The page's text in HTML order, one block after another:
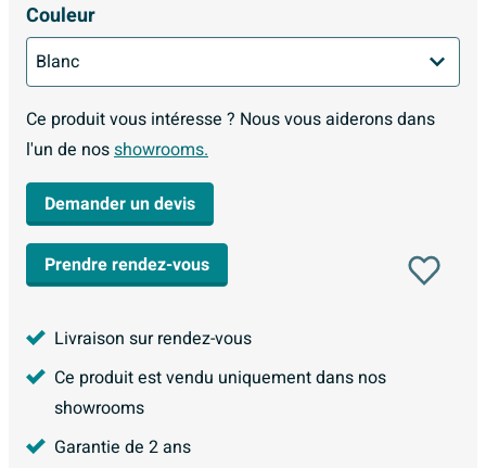
Couleur
Ce produit vous intéresse ? Nous vous aiderons dans
l'un de nosshowrooms.
Demander un devis
Prendre rendez-vous
Livraison sur rendez-vous
Ce produit est vendu uniquement dans nos
showrooms
Garantie de 2 ans